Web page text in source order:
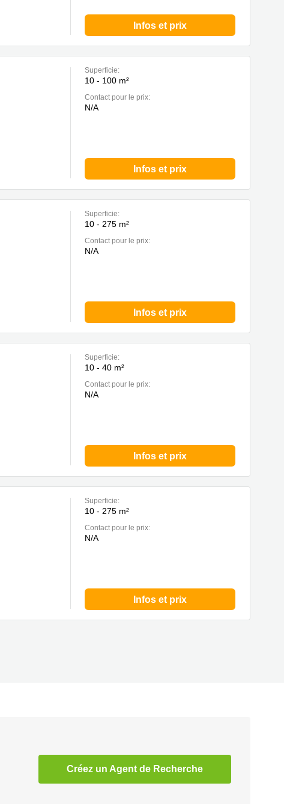
Infos et prix
Superficie:
10 - 100 m²
Contact pour le prix:
N/A
Infos et prix
Superficie:
10 - 275 m²
Contact pour le prix:
N/A
Infos et prix
Superficie:
10 - 40 m²
Contact pour le prix:
N/A
Infos et prix
Superficie:
10 - 275 m²
Contact pour le prix:
N/A
Infos et prix
Créez un Agent de Recherche